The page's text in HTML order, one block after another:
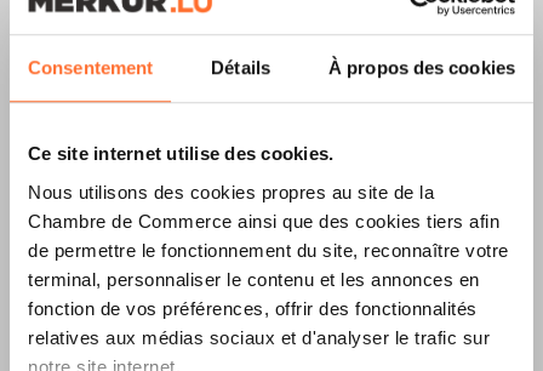
Consentement Détails À propos des cookies
Ce site internet utilise des cookies.
Nous utilisons des cookies propres au site de la
Chambre de Commerce ainsi que des cookies tiers afin
de permettre le fonctionnement du site, reconnaître votre
terminal, personnaliser le contenu et les annonces en
fonction de vos préférences, offrir des fonctionnalités
relatives aux médias sociaux et d'analyser le trafic sur
notre site internet.
Merkur Magazine
L’ÉDITION
2026EST
DISPONIBLE !
LIRE LA DERNIÈRE ÉDITION E-PAPER